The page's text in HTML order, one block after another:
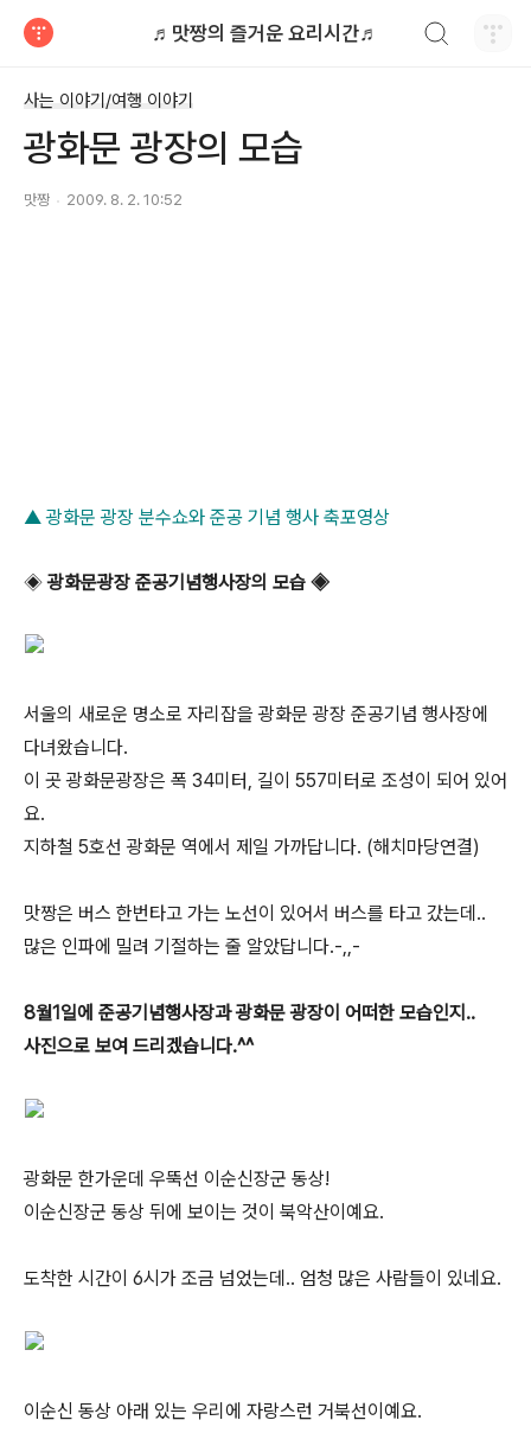
♬맛짱의 즐거운 요리시간♬
사는 이야기/여행 이야기
광화문 광장의 모습
맛짱 2009. 8. 2. 10:52
▲ 광화문 광장 분수쇼와 준공 기념 행사 축포영상
◈광화문광장 준공기념행사장의 모습 ◈
서울의 새로운 명소로 자리잡을 광화문 광장 준공기념 행사장에
다녀왔습니다.
이 곳 광화문광장은 폭 34미터, 길이 557미터로 조성이 되어 있어
요.
지하철 5호선 광화문 역에서 제일 가까답니다. (해치마당연결)
맛짱은 버스 한번타고 가는 노선이 있어서 버스를 타고 갔는데..
많은 인파에 밀려 기절하는 줄 알았답니다.-,,-
8월1일에 준공기념행사장과 광화문 광장이 어떠한 모습인지..
사진으로 보여 드리겠습니다.^^
광화문 한가운데 우뚝선 이순신장군 동상!
이순신장군 동상 뒤에 보이는 것이 북악산이예요.
도착한 시간이 6시가 조금 넘었는데.. 엄청 많은 사람들이 있네요.
이순신 동상 아래 있는 우리에 자랑스런 거북선이예요.